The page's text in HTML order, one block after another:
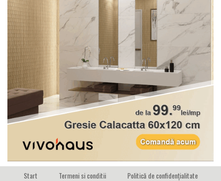
Start Termeni si conditii
Politică de confidențialitate